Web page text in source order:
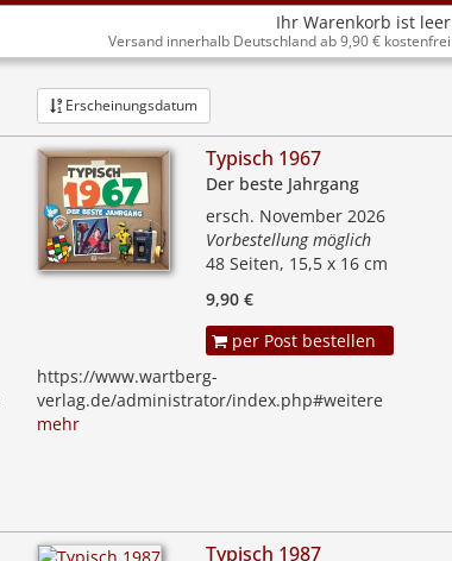
Ihr Warenkorb ist leer
Versand innerhalb Deutschland ab 9,90 € kostenfrei
Erscheinungsdatum
Typisch 1967
Der beste Jahrgang
ersch. November 2026
Vorbestellung möglich
48 Seiten, 15,5 x 16 cm
9,90 €
per Post bestellen
https://www.wartberg-
verlag.de/administrator/index.php#weitere
mehr
Typisch 1987